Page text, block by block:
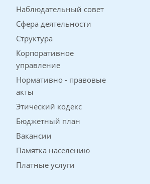
Наблюдательный совет
Сфера деятельности
Структура
Корпоративное
управление
Нормативно - правовые
акты
Этический кодекс
Бюджетный план
Вакансии
Памятка населению
Платные услуги